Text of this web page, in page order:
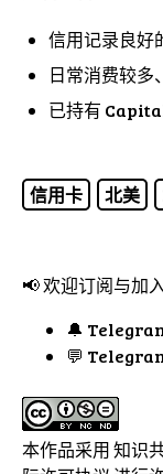
信用记录良好
日常消费较多
已持有
信用卡 北美
📢 欢迎订阅与加
🔔
💬
本作品采用知识